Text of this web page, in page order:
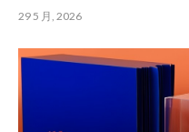
29 5 月, 2026